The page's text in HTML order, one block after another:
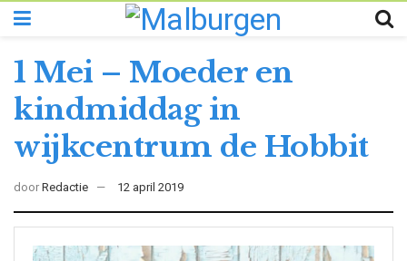
1 Mei – Moeder en
kindmiddag in
wijkcentrum de Hobbit
door Redactie 12 april 2019